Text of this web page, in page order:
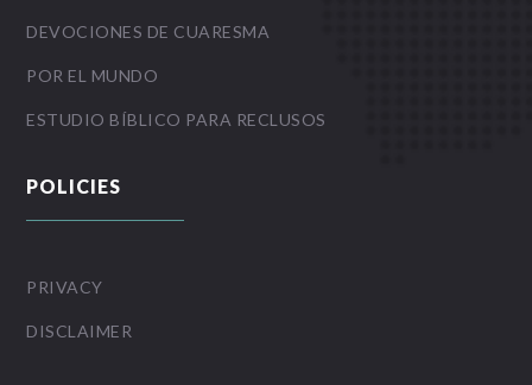
DEVOCIONES DE CUARESMA
POR EL MUNDO
ESTUDIO BÍBLICO PARA RECLUSOS
POLICIES
PRIVACY
DISCLAIMER